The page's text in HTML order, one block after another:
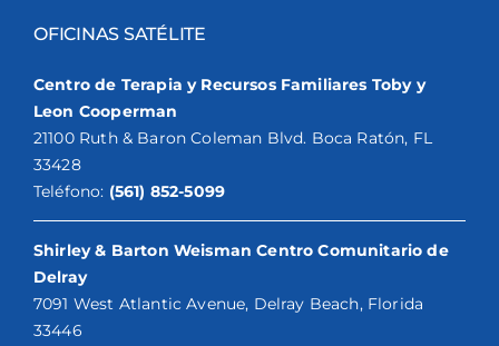
OFICINAS SATÉLITE
Centro de Terapia y Recursos Familiares Toby y
Leon Cooperman
21100 Ruth & Baron Coleman Blvd. Boca Ratón, FL
33428
Teléfono: (561) 852-5099
Shirley & Barton Weisman Centro Comunitario de
Delray
7091 West Atlantic Avenue, Delray Beach, Florida
33446